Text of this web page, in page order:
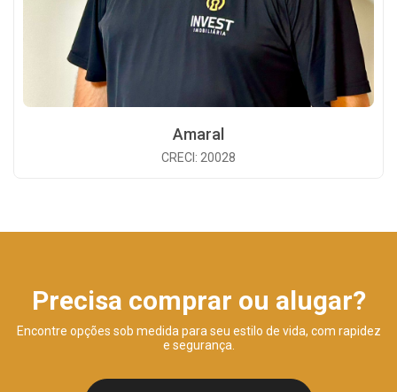
Amaral
CRECI: 20028
Precisa comprar ou alugar?
Encontre opções sob medida para seu estilo de vida, com rapidez
e segurança.